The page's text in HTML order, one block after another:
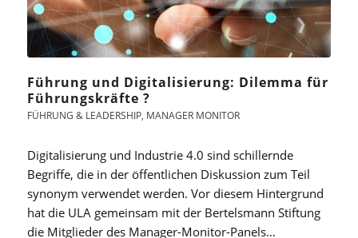
Führung und Digitalisierung: Dilemma für
Führungskräfte ?
FÜHRUNG & LEADERSHIP, MANAGER MONITOR
Digitalisierung und Industrie 4.0 sind schillernde
Begriffe, die in der öffentlichen Diskussion zum Teil
synonym verwendet werden. Vor diesem Hintergrund
hat die ULA gemeinsam mit der Bertelsmann Stiftung
die Mitglieder des Manager-Monitor-Panels…